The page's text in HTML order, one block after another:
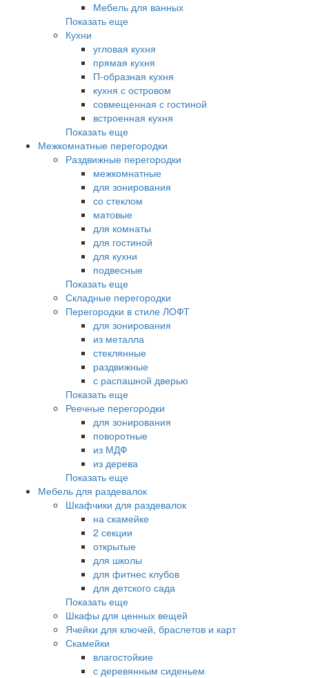
Мебель для ванных
Показать еще
Кухни
угловая кухня
прямая кухня
П-образная кухня
кухня с островом
совмещенная с гостиной
встроенная кухня
Показать еще
Межкомнатные перегородки
Раздвижные перегородки
межкомнатные
для зонирования
со стеклом
матовые
для комнаты
для гостиной
для кухни
подвесные
Показать еще
Складные перегородки
Перегородки в стиле ЛОФТ
для зонирования
из металла
стеклянные
раздвижные
с распашной дверью
Показать еще
Реечные перегородки
для зонирования
поворотные
из МДФ
из дерева
Показать еще
Мебель для раздевалок
Шкафчики для раздевалок
на скамейке
2 секции
открытые
для школы
для фитнес клубов
для детского сада
Показать еще
Шкафы для ценных вещей
Ячейки для ключей, браслетов и карт
Скамейки
влагостойкие
с деревянным сиденьем